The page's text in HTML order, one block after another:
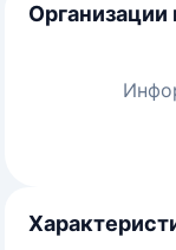
Организации